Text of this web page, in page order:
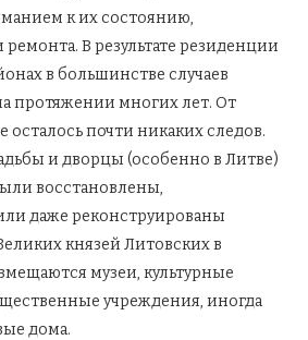
к их состоянию,
ремонта. В результате резиденции
в большинстве случаев
протяжении многих лет. От
осталось почти никаких следов.
и дворцы (особенно в Литве)
восстановлены,
даже реконструированы
князей Литовских в
музеи, культурные
учреждения, иногда
дома.